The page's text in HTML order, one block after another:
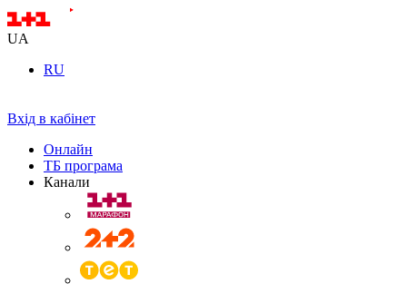
UA
RU
Вхід в кабінет
Онлайн
ТБ програма
Канали